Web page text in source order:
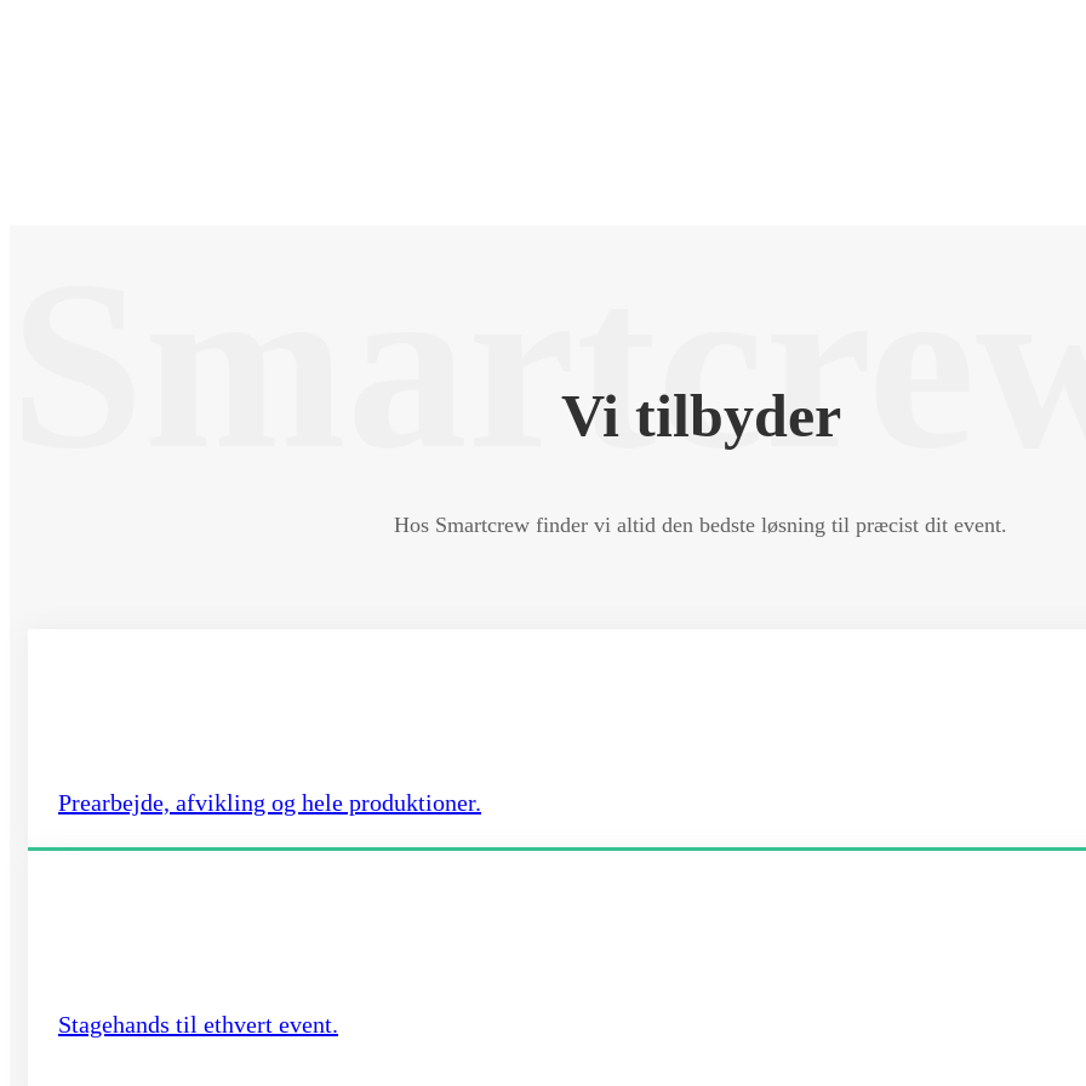
Vi tilbyder
Hos Smartcrew finder vi altid den bedste løsning til præcist dit event.
Prearbejde, afvikling og hele produktioner.
Stagehands til ethvert event.